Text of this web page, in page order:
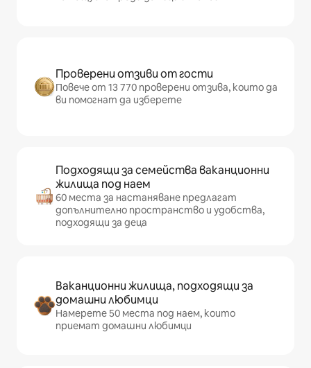
Проверени отзиви от гости
Повече от 13 770 проверени отзива, които да
ви помогнат да изберете
Подходящи за семейства ваканционни
жилища под наем
60 места за настаняване предлагат
допълнително пространство и удобства,
подходящи за деца
Ваканционни жилища, подходящи за
домашни любимци
Намерете 50 места под наем, които
приемат домашни любимци